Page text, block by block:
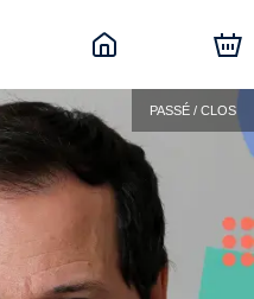
PASSÉ / CLOS